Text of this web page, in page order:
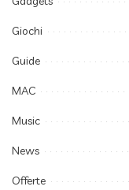
Giochi
Guide
MAC
Music
News
Offerte